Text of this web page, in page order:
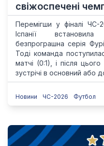
свіжоспечені
Перемігши у фіналі ЧС-
Іспанії
безпрограшна серія
Тоді команда
матчі (0:1), і після
зустрічі в основний або
Новини ЧС-2026 Футбол